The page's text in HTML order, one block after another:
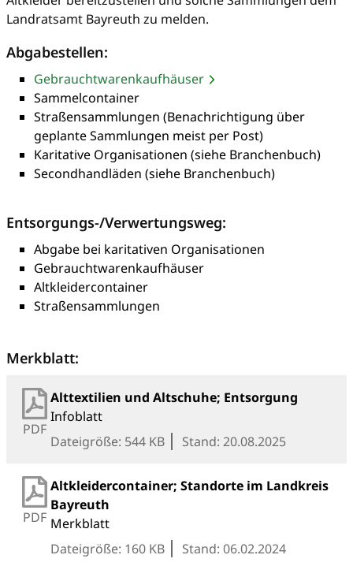
Landratsamt Bayreuth zu melden.
Abgabestellen:
Gebrauchtwarenkaufhäuser
Sammelcontainer
Straßensammlungen (Benachrichtigung über
geplante Sammlungen meist per Post)
Karitative Organisationen (siehe Branchenbuch)
Secondhandläden (siehe Branchenbuch)
Entsorgungs-/Verwertungsweg:
Abgabe bei karitativen Organisationen
Gebrauchtwarenkaufhäuser
Altkleidercontainer
Straßensammlungen
Merkblatt:
PDF
Alttextilien und Altschuhe; Entsorgung
Infoblatt
Dateigröße: 544 KB
Stand: 20.08.2025
PDF
Altkleidercontainer; Standorte im Landkreis
Bayreuth
Merkblatt
Dateigröße: 160 KB
Stand: 06.02.2024